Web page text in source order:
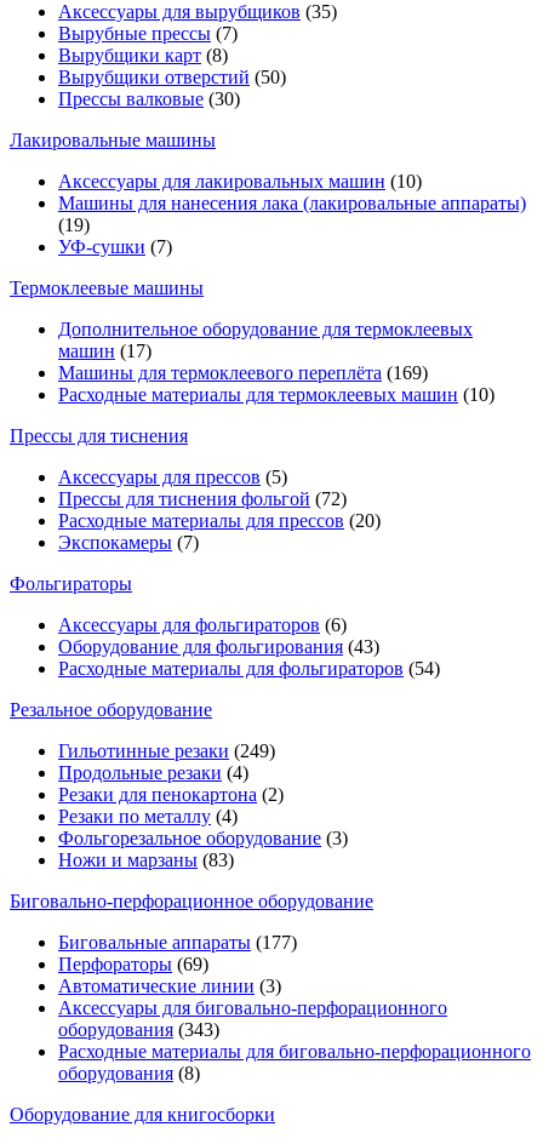
Аксессуары для вырубщиков (35)
Вырубные прессы (7)
Вырубщики карт (8)
Вырубщики отверстий (50)
Прессы валковые (30)
Лакировальные машины
Аксессуары для лакировальных машин (10)
Машины для нанесения лака (лакировальные аппараты)
(19)
УФ-сушки (7)
Термоклеевые машины
Дополнительное оборудование для термоклеевых
машин (17)
Машины для термоклеевого переплёта (169)
Расходные материалы для термоклеевых машин (10)
Прессы для тиснения
Аксессуары для прессов (5)
Прессы для тиснения фольгой (72)
Расходные материалы для прессов (20)
Экспокамеры (7)
Фольгираторы
Аксессуары для фольгираторов (6)
Оборудование для фольгирования (43)
Расходные материалы для фольгираторов (54)
Резальное оборудование
Гильотинные резаки (249)
Продольные резаки (4)
Резаки для пенокартона (2)
Резаки по металлу (4)
Фольгорезальное оборудование (3)
Ножи и марзаны (83)
Биговально-перфорационное оборудование
Биговальные аппараты (177)
Перфораторы (69)
Автоматические линии (3)
Аксессуары для биговально-перфорационного
оборудования (343)
Расходные материалы для биговально-перфорационного
оборудования (8)
Оборудование для книгосборки